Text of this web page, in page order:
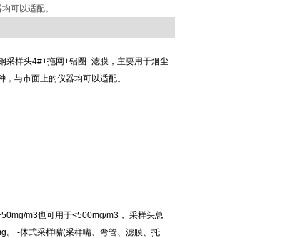
可以适配。
采样头4#+拖网+铝圈+滤膜，主要用于烟尘
与市面上的仪器均可以适配。
m3也可用于<500mg/m3 ， 采样头总
。 -体式采样嘴(采样嘴、弯管、滤膜、托